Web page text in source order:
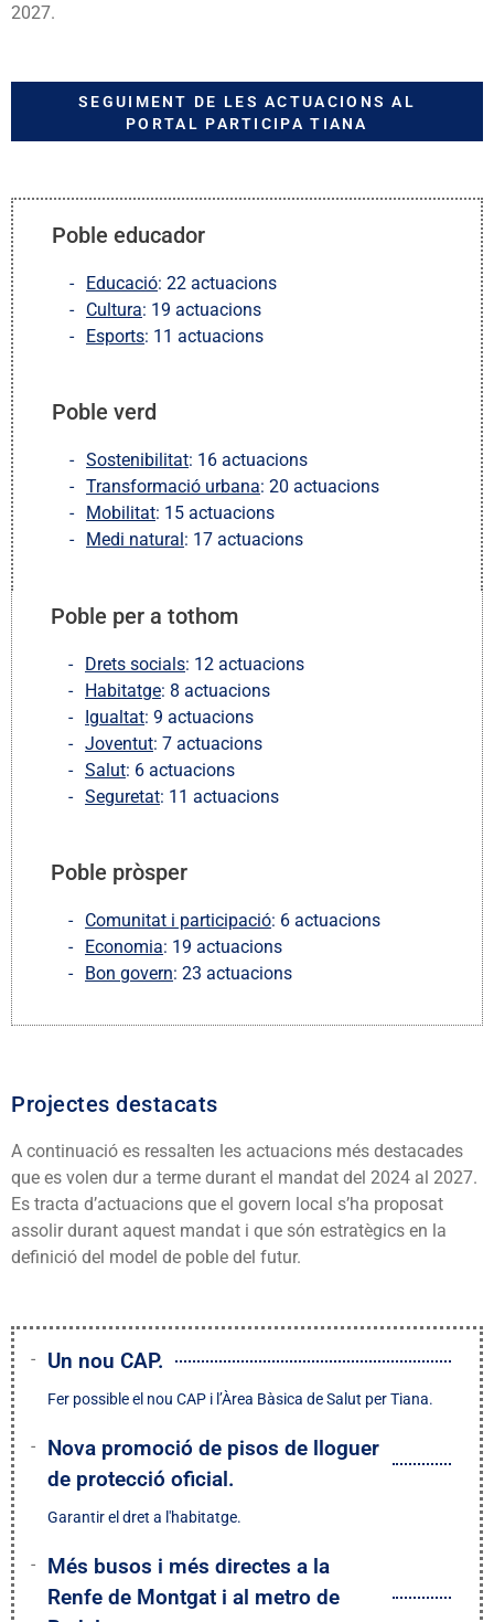
2027.
SEGUIMENT DE LES ACTUACIONS AL
PORTAL PARTICIPA TIANA
Poble educador
Educació: 22 actuacions
Cultura: 19 actuacions
Esports: 11 actuacions
Poble verd
Sostenibilitat: 16 actuacions
Transformació urbana: 20 actuacions
Mobilitat: 15 actuacions
Medi natural : 17 actuacions
Poble per a tothom
Drets socials: 12 actuacions
Habitatge: 8 actuacions
Igualtat: 9 actuacions
Joventut: 7 actuacions
Salut: 6 actuacions
Seguretat: 11 actuacions
Poble pròsper
Comunitat i participació: 6 actuacions
Economia: 19 actuacions
Bon govern: 23 actuacions
Projectes destacats
A continuació es ressalten les actuacions més destacades
que es volen dur a terme durant el mandat del 2024 al 2027.
Es tracta d’actuacions que el govern local s’ha proposat
assolir durant aquest mandat i que són estratègics en la
definició del model de poble del futur.
Un nou CAP.
Fer possible el nou CAP i l’Àrea Bàsica de Salut per Tiana.
Nova promoció de pisos de lloguer
de protecció oficial.
Garantir el dret a l'habitatge.
Més busos i més directes a la
Renfe de Montgat i al metro de